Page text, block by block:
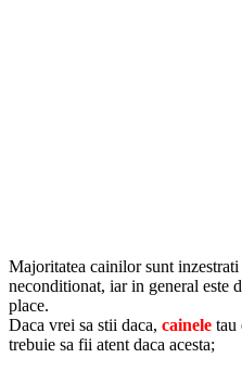
Majoritatea cainilor sunt
neconditionat, iar in general este
place.
Daca vrei sa stii daca, cainele tau
trebuie sa fii atent daca acesta;